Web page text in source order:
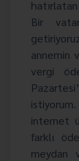
Bir
annemin
vergi
internet
farklı
meydan